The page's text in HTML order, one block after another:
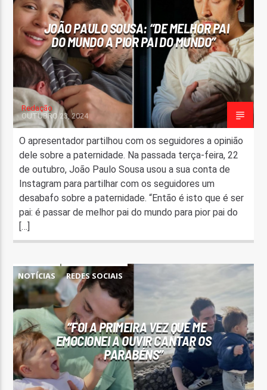
JOÃO PAULO SOUSA: “DE MELHOR PAI
DO MUNDO A PIOR PAI DO MUNDO”
Redação
OUTUBRO 23, 2024
O apresentador partilhou com os seguidores a opinião
dele sobre a paternidade. Na passada terça-feira, 22
de outubro, João Paulo Sousa usou a sua conta de
Instagram para partilhar com os seguidores um
desabafo sobre a paternidade. “Então é isto que é ser
pai: é passar de melhor pai do mundo para pior pai do
[…]
NOTÍCIAS REDES SOCIAIS
“FOI A PRIMEIRA VEZ QUE ME
EMOCIONEI A OUVIR CANTAR OS
PARABÉNS”